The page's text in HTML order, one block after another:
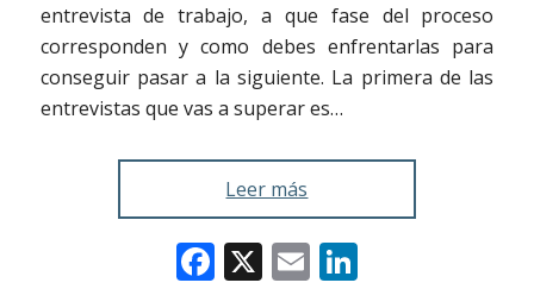
entrevista de trabajo, a que fase del proceso
corresponden y como debes enfrentarlas para
conseguir pasar a la siguiente. La primera de las
entrevistas que vas a superar es…
Leer más
Facebook
X EmailLinkedIn